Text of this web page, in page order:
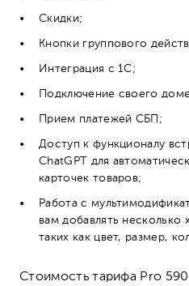
Скидки;
Кнопки группового
Интеграция с 1С;
Подключение своего
Прием платежей СБП;
Доступ к функционалу
ChatGPT для
карточек товаров;
Работа с
вам добавлять несколько
таких как цвет, размер,
Стоимость тарифа Pro